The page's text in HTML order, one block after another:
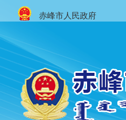
赤峰市人民政府